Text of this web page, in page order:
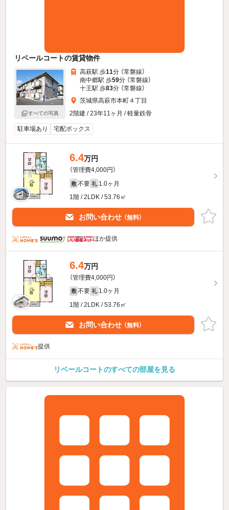
リベールコートの賃貸物件
すべての写真
高萩駅 歩11分 （常磐線）
南中郷駅 歩59分 （常磐線）
十王駅 歩83分 （常磐線）
茨城県高萩市本町４丁目
2階建 / 23年11ヶ月 / 軽量鉄骨
駐車場あり 宅配ボックス
6.4万円
（管理費4,000円）
敷 不要 礼 1.0ヶ月
1階 / 2LDK / 53.76㎡
お問い合わせ （無料）
ほか提供
6.4万円
（管理費4,000円）
敷 不要 礼 1.0ヶ月
1階 / 2LDK / 53.76㎡
お問い合わせ （無料）
提供
リベールコートのすべての部屋を見る